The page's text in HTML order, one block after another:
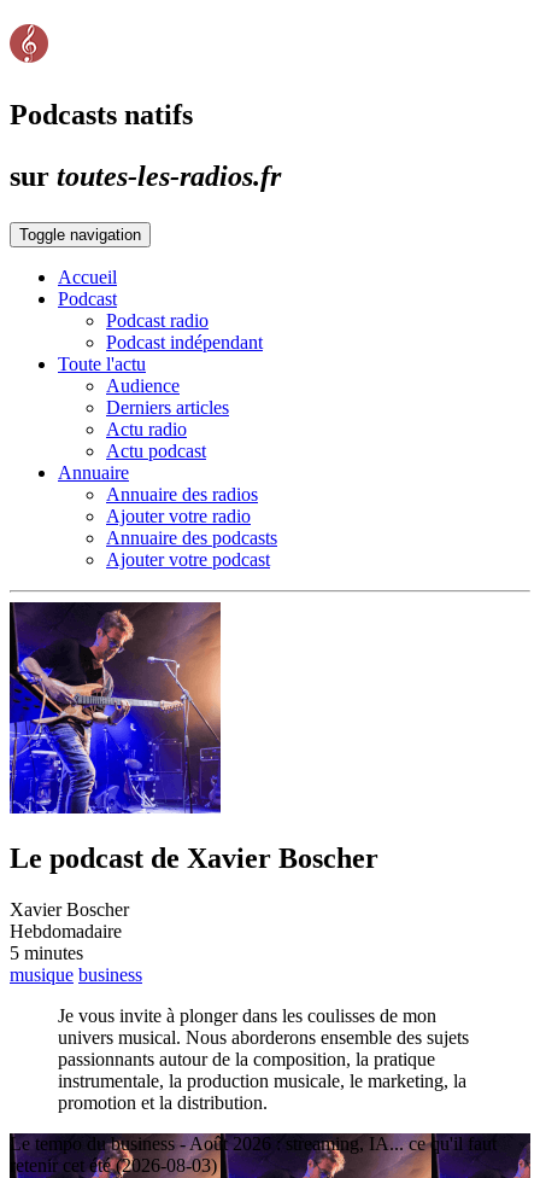
Podcasts natifs
sur toutes-les-radios.fr
Toggle navigation
Accueil
Podcast
Podcast radio
Podcast indépendant
Toute l'actu
Audience
Derniers articles
Actu radio
Actu podcast
Annuaire
Annuaire des radios
Ajouter votre radio
Annuaire des podcasts
Ajouter votre podcast
Le podcast de Xavier Boscher
Xavier Boscher
Hebdomadaire
5 minutes
musique business
Je vous invite à plonger dans les coulisses de mon
univers musical. Nous aborderons ensemble des sujets
passionnants autour de la composition, la pratique
instrumentale, la production musicale, le marketing, la
promotion et la distribution.
Le tempo du business - Août 2026 : streaming, IA... ce qu'il faut
retenir cet été (2026-08-03)